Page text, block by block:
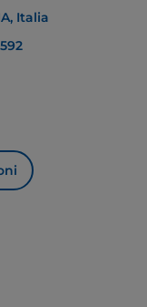
del parco si
edilizi simili,
di museo
Italia